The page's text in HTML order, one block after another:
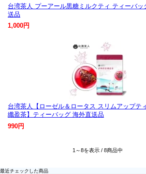
台湾茶人 プーアール黒糖ミルクティ ティーバッ
送品
1,000円
台湾茶人【ローゼル＆ロータス スリムアップテ
纖盈茶】ティーバッグ 海外直送品
990円
1～8を表示 / 8商品中
最近チェックした商品